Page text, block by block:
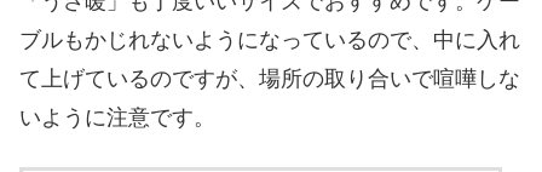
ブルもかじれないようになっているので、中に入れ
て上げているのですが、場所の取り合いで喧嘩しな
いように注意です。